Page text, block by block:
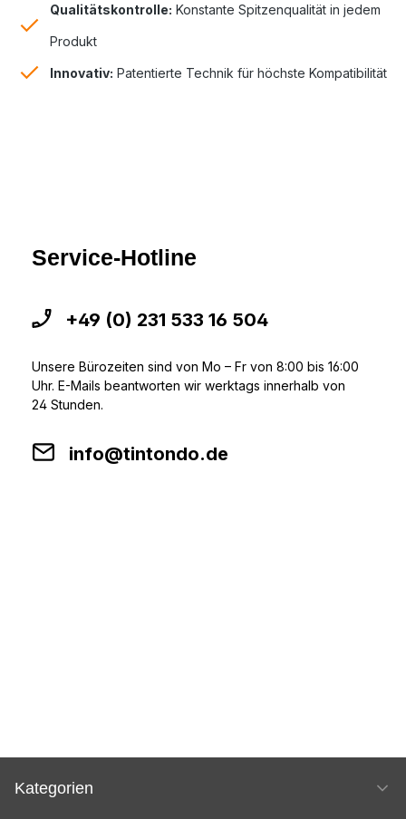
Qualitätskontrolle: Konstante Spitzenqualität in jedem
Produkt
Innovativ: Patentierte Technik für höchste Kompatibilität
Service-Hotline
+49 (0) 231 533 16 504
Unsere Bürozeiten sind von Mo – Fr von 8:00 bis 16:00
Uhr. E-Mails beantworten wir werktags innerhalb von
24 Stunden.
info@tintondo.de
Kategorien